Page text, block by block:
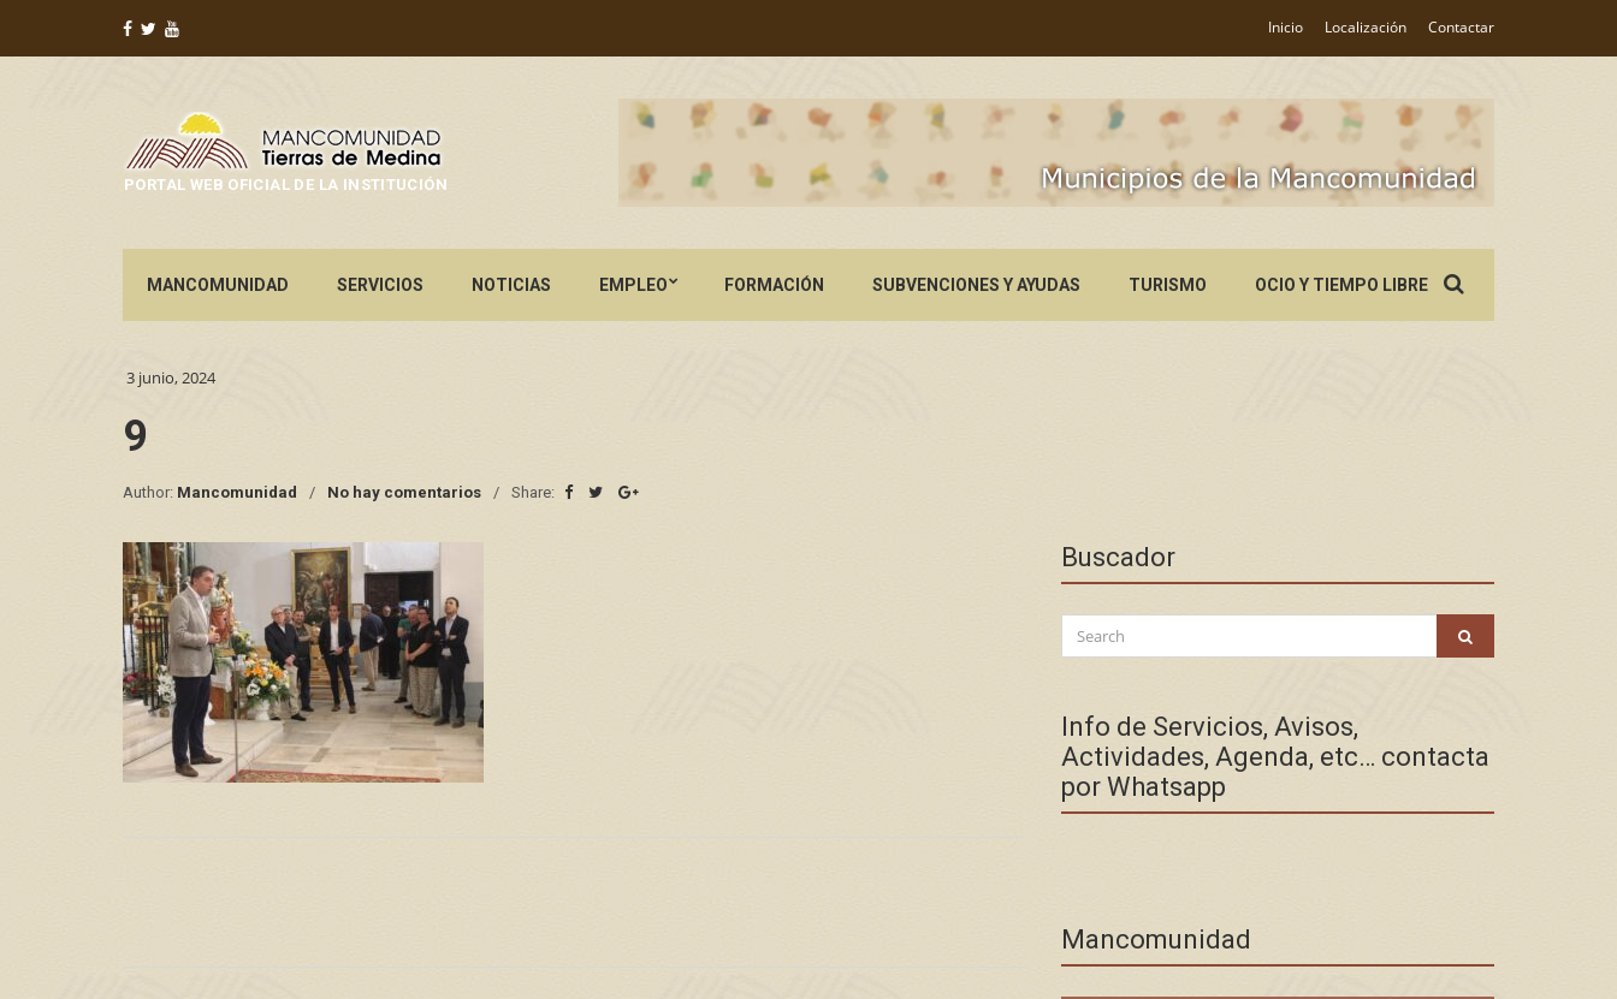
Inicio Localización Contactar
PORTAL WEB OFICIAL DE LA INSTITUCIÓN
MANCOMUNIDAD SERVICIOS NOTICIAS EMPLEO FORMACIÓN SUBVENCIONES Y AYUDAS TURISMO OCIO Y TIEMPO LIBREfor:
3 junio, 2024
9
Author: Mancomunidad No hay comentarios Share:
Buscador
Search
for:
Info de Servicios, Avisos,
Actividades, Agenda, etc… contacta
por Whatsapp
Mancomunidad